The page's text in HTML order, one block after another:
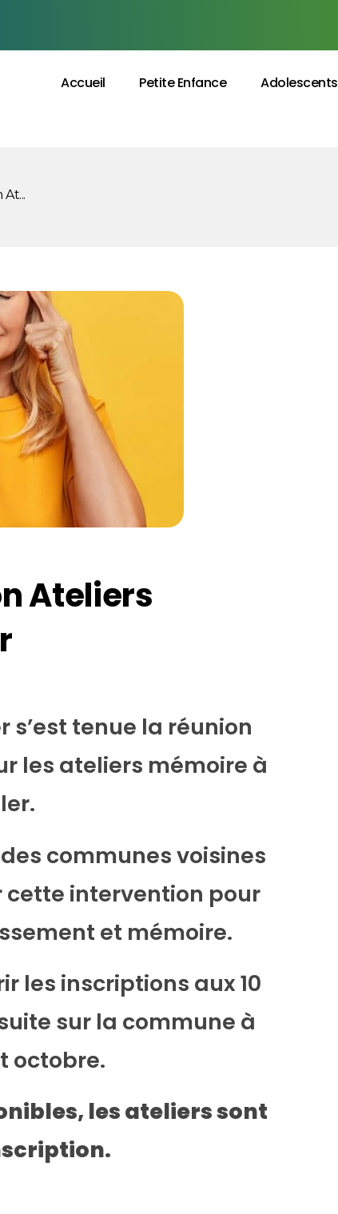
Accueil Petite Enfance Adolescents
Ateliers
s’est tenue la réunion
les ateliers mémoire à
communes voisines
intervention pour
et mémoire.
les inscriptions aux 10
sur la commune à
octobre.
les ateliers sont